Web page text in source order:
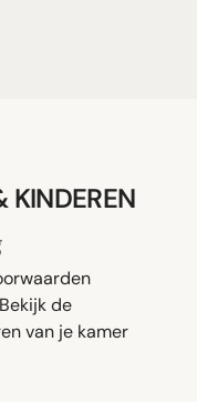
KINDEREN
de
van je kamer